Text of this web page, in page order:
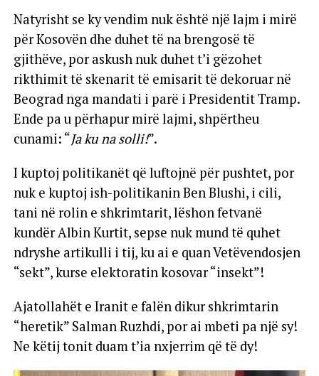
Natyrisht se ky vendim nuk është një lajm i mirë
për Kosovën dhe duhet të na brengosë të
gjithëve, por askush nuk duhet t’i gëzohet
rikthimit të skenarit të emisarit të dekoruar në
Beograd nga mandati i parë i Presidentit Tramp.
Ende pa u përhapur mirë lajmi, shpërtheu
cunami: “Ja ku na solli!”.
I kuptoj politikanët që luftojnë për pushtet, por
nuk e kuptoj ish-politikanin Ben Blushi, i cili,
tani në rolin e shkrimtarit, lëshon fetvanë
kundër Albin Kurtit, sepse nuk mund të quhet
ndryshe artikulli i tij, ku ai e quan Vetëvendosjen
“sekt”, kurse elektoratin kosovar “insekt”!
Ajatollahët e Iranit e falën dikur shkrimtarin
“heretik” Salman Ruzhdi, por ai mbeti pa një sy!
Ne këtij tonit duam t’ia nxjerrim që të dy!